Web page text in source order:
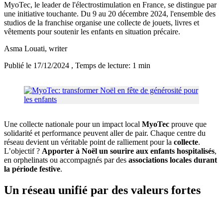
MyoTec, le leader de l'électrostimulation en France, se distingue par
une initiative touchante. Du 9 au 20 décembre 2024, l'ensemble des
studios de la franchise organise une collecte de jouets, livres et
vêtements pour soutenir les enfants en situation précaire.
Asma Louati, writer
Publié le 17/12/2024 , Temps de lecture: 1 min
Une collecte nationale pour un impact local MyoTec prouve que
solidarité et performance peuvent aller de pair. Chaque centre du
réseau devient un véritable point de ralliement pour la collecte.
L’objectif ? Apporter à Noël un sourire aux enfants hospitalisés,
en orphelinats ou accompagnés par des associations locales durant
la période festive.
Un réseau unifié par des valeurs fortes